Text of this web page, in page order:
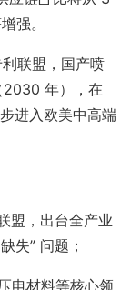
强。
联盟，国产喷
2030 年），在
进入欧美中高端
盟，出台全产业
失” 问题；
电材料等核心领